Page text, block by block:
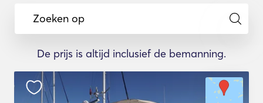
Zoeken op
De prijs is altijd inclusief de bemanning.